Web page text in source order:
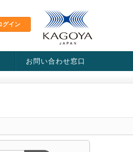
お問い合わせ窓口